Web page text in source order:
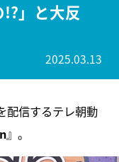
」と大反
2025.03.13
配信するテレ朝動
』。